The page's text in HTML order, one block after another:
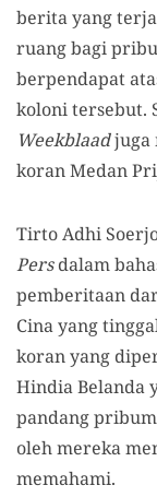
berita yang
ruang bagi
berpendapat
koloni tersebut.
Weekblaadjuga
koran Medan
Tirto Adhi
Persdalam
pemberitaan
Cina yang
koran yang
Hindia Belanda
pandang
oleh mereka
memahami.